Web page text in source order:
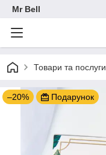
Mr Bell
Товари та послуги
–20% Подарунок